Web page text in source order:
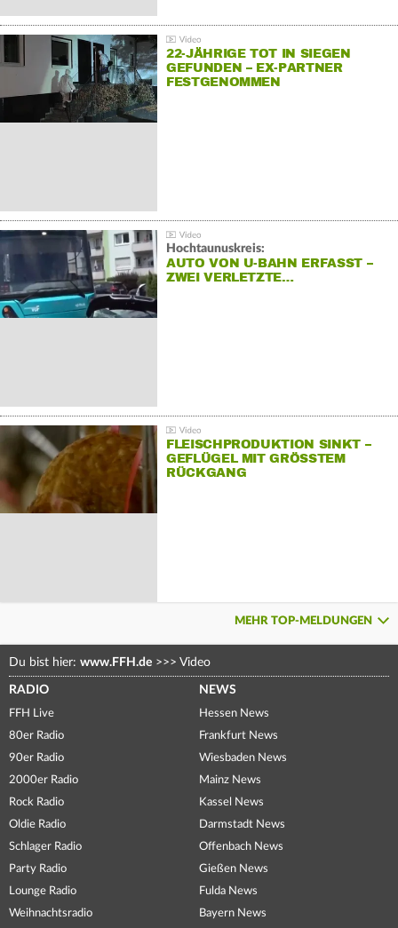
22-JÄHRIGE TOT IN SIEGEN
GEFUNDEN – EX-PARTNER
FESTGENOMMEN
Hochtaunuskreis:
AUTO VON U-BAHN ERFASST –
ZWEI VERLETZTE…
FLEISCHPRODUKTION SINKT –
GEFLÜGEL MIT GRÖSSTEM R
ÜCKGANG
MEHR TOP-MELDUNGEN
Du bist hier: www.FFH.de >>> Video
RADIO
FFH Live
80er Radio
90er Radio
2000er Radio
Rock Radio
Oldie Radio
Schlager Radio
Party Radio
Lounge Radio
Weihnachtsradio
NEWS
Hessen News
Frankfurt News
Wiesbaden News
Mainz News
Kassel News
Darmstadt News
Offenbach News
Gießen News
Fulda News
Bayern News